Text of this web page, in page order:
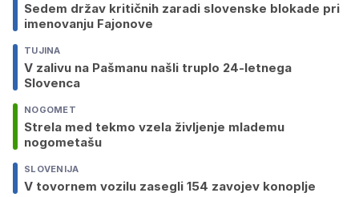
Sedem držav kritičnih zaradi slovenske blokade pri
imenovanju Fajonove
TUJINA
V zalivu na Pašmanu našli truplo 24-letnega
Slovenca
NOGOMET
Strela med tekmo vzela življenje mlademu
nogometašu
SLOVENIJA
V tovornem vozilu zasegli 154 zavojev konoplje